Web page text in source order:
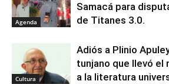
Agenda
Samacá para
de Titanes 3.0.
Cultura
Adiós a Plinio
tunjano que llevó el
a la literatura